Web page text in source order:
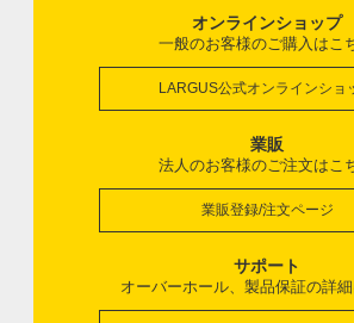
オンラインショップ
一般のお客様のご購入はこ
LARGUS公式オンラインショ
業販
法人のお客様のご注文はこ
業販登録/注文ページ
サポート
オーバーホール、製品保証の詳